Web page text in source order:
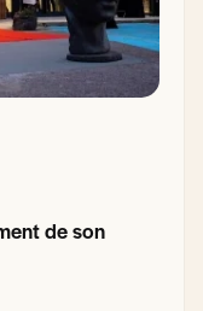
de son